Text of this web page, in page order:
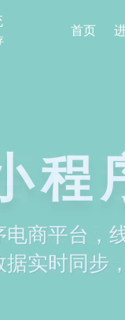
首页
管
银+私域运
效+业绩增